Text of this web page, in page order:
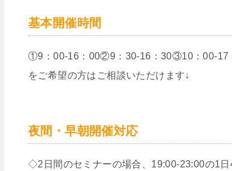
基本開催時間
①9：00-16：00②9：30-16：30③10：00-17
をご希望の方はご相談いただけます↓
夜間・早朝開催対応
◇2日間のセミナーの場合、19:00-23:00の1日